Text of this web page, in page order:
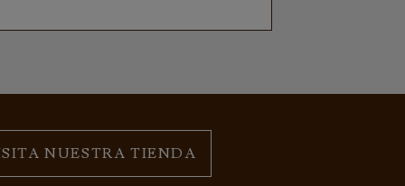
NUESTRA TIENDA